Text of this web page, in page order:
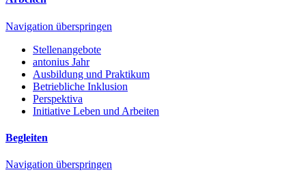
Navigation überspringen
Stellenangebote
antonius Jahr
Ausbildung und Praktikum
Betriebliche Inklusion
Perspektiva
Initiative Leben und Arbeiten
Begleiten
Navigation überspringen